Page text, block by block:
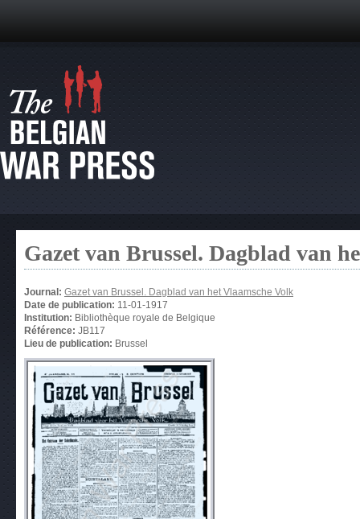
Gazet van Brussel. Dagblad van
Journal: Gazet van Brussel. Dagblad van het Vlaamsche Volk
Date de publication: 11-01-1917
Institution: Bibliothèque royale de Belgique
Référence: JB117
Lieu de publication: Brussel